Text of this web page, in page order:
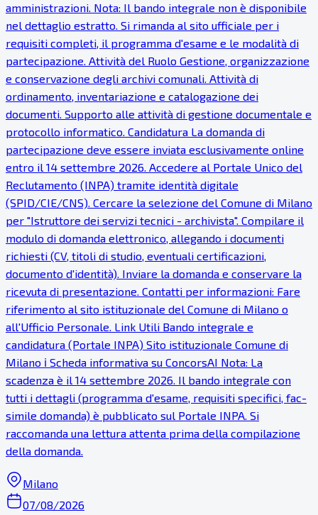
amministrazioni. Nota: Il bando integrale non è disponibile
nel dettaglio estratto. Si rimanda al sito ufficiale per i
requisiti completi, il programma d'esame e le modalità di
partecipazione. Attività del Ruolo Gestione, organizzazione
e conservazione degli archivi comunali. Attività di
ordinamento, inventariazione e catalogazione dei
documenti. Supporto alle attività di gestione documentale e
protocollo informatico. Candidatura La domanda di
partecipazione deve essere inviata esclusivamente online
entro il 14 settembre 2026. Accedere al Portale Unico del
Reclutamento (INPA) tramite identità digitale
(SPID/CIE/CNS). Cercare la selezione del Comune di Milano
per "Istruttore dei servizi tecnici - archivista". Compilare il
modulo di domanda elettronico, allegando i documenti
richiesti (CV, titoli di studio, eventuali certificazioni,
documento d'identità). Inviare la domanda e conservare la
ricevuta di presentazione. Contatti per informazioni: Fare
riferimento al sito istituzionale del Comune di Milano o
all'Ufficio Personale. Link Utili Bando integrale e
candidatura (Portale INPA) Sito istituzionale Comune di
Milano ℹ Scheda informativa su ConcorsAI Nota: La
scadenza è il 14 settembre 2026. Il bando integrale con
tutti i dettagli (programma d'esame, requisiti specifici, fac-
simile domanda) è pubblicato sul Portale INPA. Si
raccomanda una lettura attenta prima della compilazione
della domanda.
Milano
07/08/2026